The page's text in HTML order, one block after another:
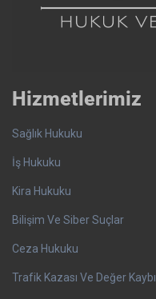
Hizmetlerimiz
Sağlık Hukuku
İş Hukuku
Kira Hukuku
Bilişim Ve Siber Suçlar
Ceza Hukuku
Trafik Kazası Ve Değer Kaybı